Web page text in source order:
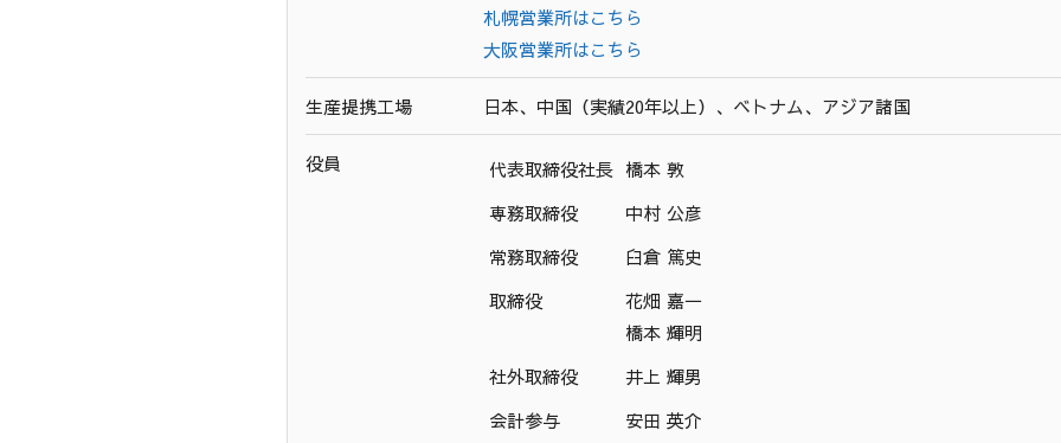
札幌営業所はこちら
大阪営業所はこちら
生産提携工場 日本、中国（実績20年以上）、ベトナム、アジア諸国
役員 代表取締役社長 橋本 敦
専務取締役
中村 公彦
常務取締役
臼倉 篤史
取締役
花畑 嘉一
橋本 輝明
社外取締役
井上 輝男
会計参与
安田 英介